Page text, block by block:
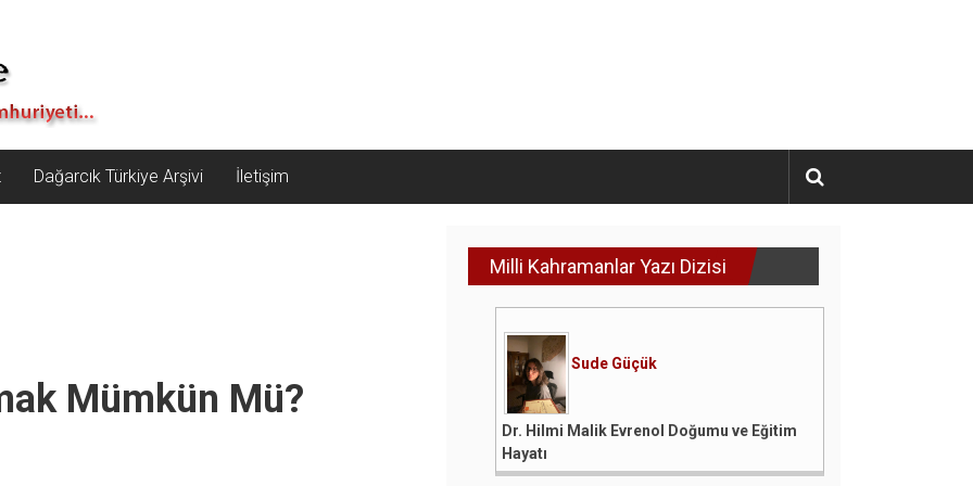
Dağarcık Türkiye Arşivi İletişim
Mümkün Mü?
Milli Kahramanlar Yazı Dizisi
Sude Güçük
Dr. Hilmi Malik Evrenol Doğumu ve Eğitim
Hayatı